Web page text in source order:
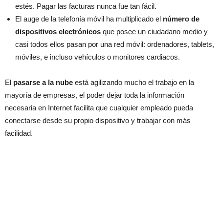
estés. Pagar las facturas nunca fue tan fácil.
El auge de la telefonía móvil ha multiplicado el número de
dispositivos electrónicos que posee un ciudadano medio y
casi todos ellos pasan por una red móvil: ordenadores, tablets,
móviles, e incluso vehículos o monitores cardiacos.
El pasarse a la nube está agilizando mucho el trabajo en la
mayoría de empresas, el poder dejar toda la información
necesaria en Internet facilita que cualquier empleado pueda
conectarse desde su propio dispositivo y trabajar con más
facilidad.